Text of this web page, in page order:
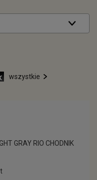
wszystkie
GRAY RIO CHODNIK